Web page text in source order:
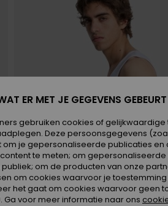
ER MET JE GEGEVENS GEBEURT
gebruiken cookies of
Deze persoonsgegevens
je gepersonaliseerde publicaties
te meten; om
om de producten van onze
om cookies waarvoor je
het gaat om cookies waarvoor geen
Ga voor meer informatie naar ons